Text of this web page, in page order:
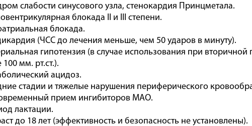
слабости синусового узла, стенокардия Принцметала.
блокада II и III степени.
блокада.
(ЧСС до лечения меньше, чем 50 ударов в минуту).
гипотензия (в случае использования при
мм. рт.ст.).
ацидоз.
стадии и тяжелые нарушения периферического
прием ингибиторов МАО.
лактации.
до 18 лет (эффективность и безопасность не установлены).